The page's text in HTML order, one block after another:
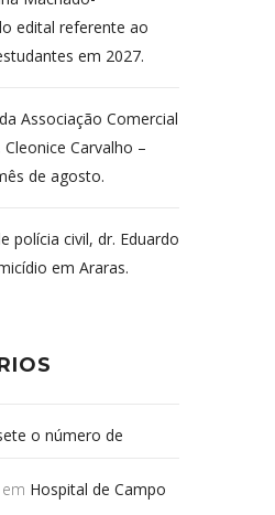
edital referente ao
em 2027.
Associação Comercial
Carvalho –
de agosto.
polícia civil, dr. Eduardo
em Araras.
o número de
São Paulo - Revista
em Hospital de Campo